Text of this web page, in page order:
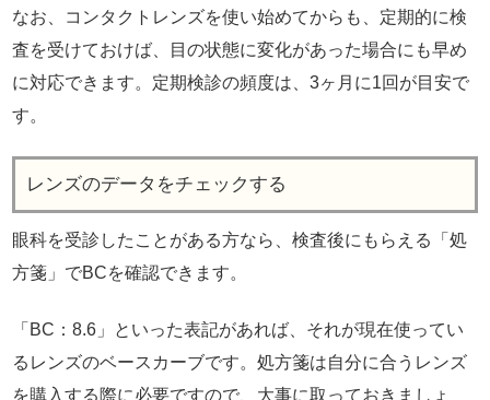
なお、コンタクトレンズを使い始めてからも、定期的に検
査を受けておけば、目の状態に変化があった場合にも早め
に対応できます。定期検診の頻度は、3ヶ月に1回が目安で
す。
レンズのデータをチェックする
眼科を受診したことがある方なら、検査後にもらえる「処
方箋」でBCを確認できます。
「BC：8.6」といった表記があれば、それが現在使ってい
るレンズのベースカーブです。処方箋は自分に合うレンズ
を購入する際に必要ですので、大事に取っておきましょ